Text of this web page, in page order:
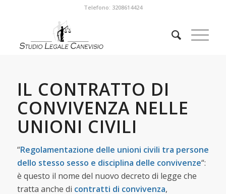
Telefono: 3208614424
IL CONTRATTO DI
CONVIVENZA NELLE
UNIONI CIVILI
“Regolamentazione delle unioni civili tra persone
dello stesso sesso e disciplina delle convivenze“:
è questo il nome del nuovo decreto di legge che
tratta anche di contratti di convivenza,